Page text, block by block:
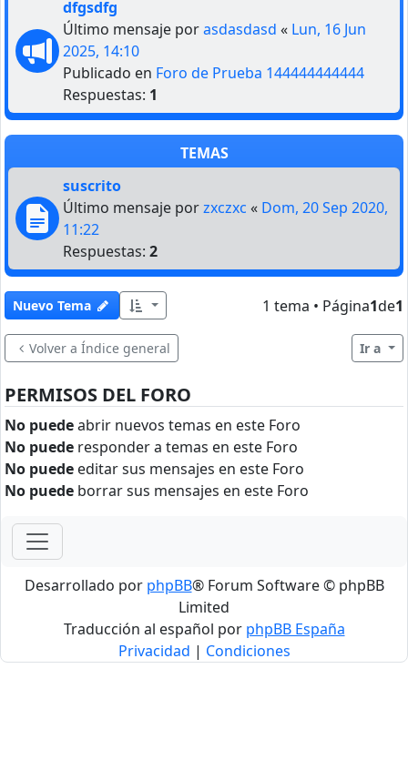
dfgsdfg
Último mensaje porasdasdasd « Lun, 16 Jun
2025, 14:10
Publicado en Foro de Prueba 144444444444
Respuestas: 1
TEMAS
suscrito
Último mensaje porzxczxc « Dom, 20 Sep 2020,
11:22
Respuestas: 2
Nuevo Tema 1 tema • Página1de1
Volver a Índice general Ir a
PERMISOS DEL FORO
No puedeabrir nuevos temas en este Foro
No puede responder a temas en este Foro
No puede editar sus mensajes en este Foro
No puede borrar sus mensajes en este Foro
Desarrollado por phpBB® Forum Software © phpBB
Limited
Traducción al español por phpBB España
Privacidad | Condiciones